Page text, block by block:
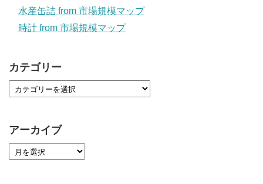
水産缶詰 from 市場規模マップ
時計 from 市場規模マップ
カテゴリー
アーカイブ